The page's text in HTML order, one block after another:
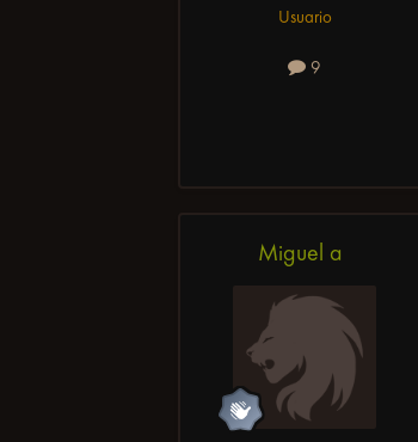
Usuario
9
Miguel a